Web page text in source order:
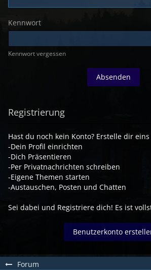
Forum
Kennwort
Kennwort vergessen
Registrierung
Hast du noch kein Konto? Erstelle dir
-Dein Profil einrichten
-Dich Präsentieren
-Per Privatnachrichten schreiben
-Eigene Themen starten
-Austauschen, Posten und Chatten
Sei dabei und Registriere dich! Es ist
Benutzerkonto